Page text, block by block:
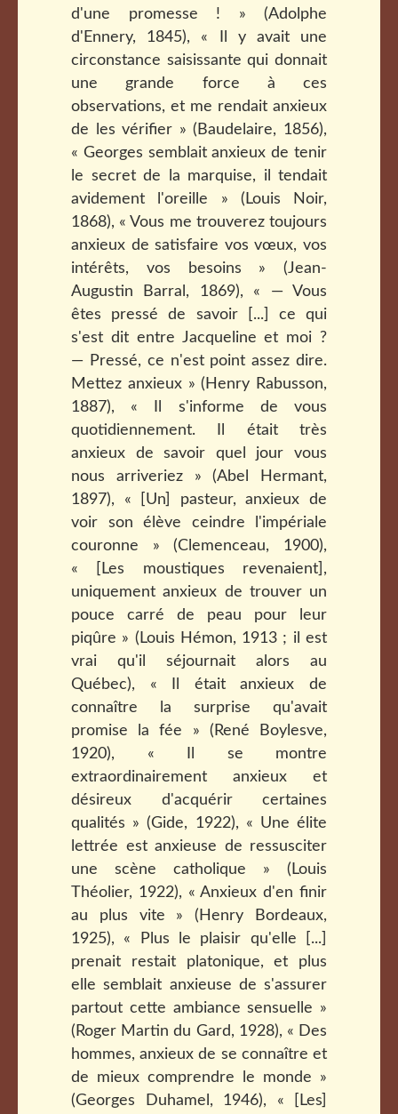
d'une promesse ! » (Adolphe
d'Ennery, 1845), « Il y avait une
circonstance saisissante qui donnait
une grande force à ces
observations, et me rendait anxieux
de les vérifier » (Baudelaire, 1856),
« Georges semblait anxieux de tenir
le secret de la marquise, il tendait
avidement l'oreille » (Louis Noir,
1868), « Vous me trouverez toujours
anxieux de satisfaire vos vœux, vos
intérêts, vos besoins » (Jean-
Augustin Barral, 1869), « — Vous
êtes pressé de savoir [...] ce qui
s'est dit entre Jacqueline et moi ?
— Pressé, ce n'est point assez dire.
Mettez anxieux » (Henry Rabusson,
1887), « Il s'informe de vous
quotidiennement. Il était très
anxieux de savoir quel jour vous
nous arriveriez » (Abel Hermant,
1897), « [Un] pasteur, anxieux de
voir son élève ceindre l'impériale
couronne » (Clemenceau, 1900),
« [Les moustiques revenaient],
uniquement anxieux de trouver un
pouce carré de peau pour leur
piqûre » (Louis Hémon, 1913 ; il est
vrai qu'il séjournait alors au
Québec), « Il était anxieux de
connaître la surprise qu'avait
promise la fée » (René Boylesve,
1920), « Il se montre
extraordinairement anxieux et
désireux d'acquérir certaines
qualités » (Gide, 1922), « Une élite
lettrée est anxieuse de ressusciter
une scène catholique » (Louis
Théolier, 1922), « Anxieux d'en finir
au plus vite » (Henry Bordeaux,
1925), « Plus le plaisir qu'elle [...]
prenait restait platonique, et plus
elle semblait anxieuse de s'assurer
partout cette ambiance sensuelle »
(Roger Martin du Gard, 1928), « Des
hommes, anxieux de se connaître et
de mieux comprendre le monde »
(Georges Duhamel, 1946), « [Les]